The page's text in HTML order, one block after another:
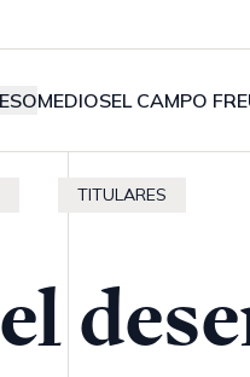
MEDIOSEL CAMPO
TITULARES